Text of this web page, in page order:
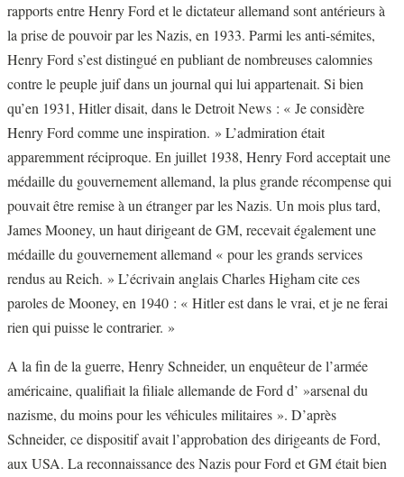
rapports entre Henry Ford et le dictateur allemand sont antérieurs à
la prise de pouvoir par les Nazis, en 1933. Parmi les anti-sémites,
Henry Ford s’est distingué en publiant de nombreuses calomnies
contre le peuple juif dans un journal qui lui appartenait. Si bien
qu’en 1931, Hitler disait, dans le Detroit News : « Je considère
Henry Ford comme une inspiration. » L’admiration était
apparemment réciproque. En juillet 1938, Henry Ford acceptait une
médaille du gouvernement allemand, la plus grande récompense qui
pouvait être remise à un étranger par les Nazis. Un mois plus tard,
James Mooney, un haut dirigeant de GM, recevait également une
médaille du gouvernement allemand « pour les grands services
rendus au Reich. » L’écrivain anglais Charles Higham cite ces
paroles de Mooney, en 1940 : « Hitler est dans le vrai, et je ne ferai
rien qui puisse le contrarier. »
A la fin de la guerre, Henry Schneider, un enquêteur de l’armée
américaine, qualifiait la filiale allemande de Ford d’ »arsenal du
nazisme, du moins pour les véhicules militaires ». D’après
Schneider, ce dispositif avait l’approbation des dirigeants de Ford,
aux USA. La reconnaissance des Nazis pour Ford et GM était bien